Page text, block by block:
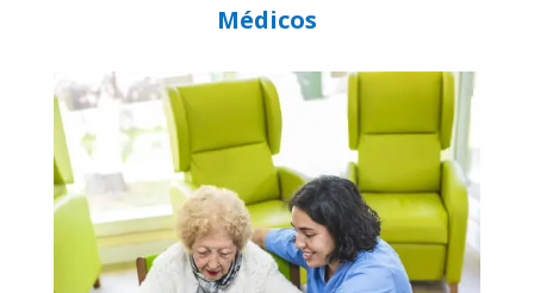
Médicos